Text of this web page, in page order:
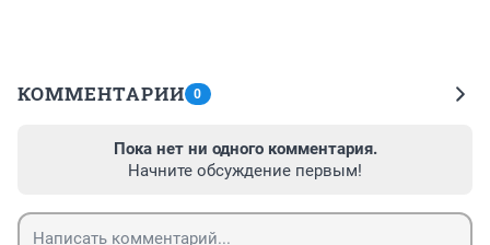
КОММЕНТАРИИ 0
Пока нет ни одного комментария.
Начните обсуждение первым!